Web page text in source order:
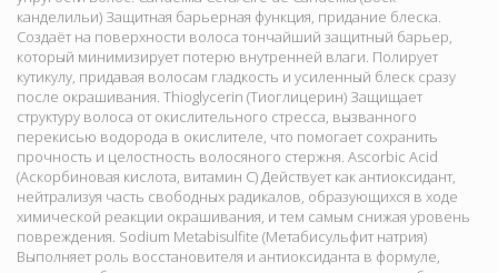
канделильи) Защитная барьерная функция, придание блеска.
Создаёт на поверхности волоса тончайший защитный барьер,
который минимизирует потерю внутренней влаги. Полирует
кутикулу, придавая волосам гладкость и усиленный блеск сразу
после окрашивания. Thioglycerin (Тиоглицерин) Защищает
структуру волоса от окислительного стресса, вызванного
перекисью водорода в окислителе, что помогает сохранить
прочность и целостность волосяного стержня. Ascorbic Acid
(Аскорбиновая кислота, витамин C) Действует как антиоксидант,
нейтрализуя часть свободных радикалов, образующихся в ходе
химической реакции окрашивания, и тем самым снижая уровень
повреждения. Sodium Metabisulfite (Метабисульфит натрия)
Выполняет роль восстановителя и антиоксиданта в формуле,